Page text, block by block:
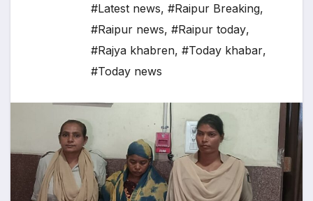
#Latest news, #Raipur Breaking,
#Raipur news, #Raipur today,
#Rajya khabren, #Today khabar,
#Today news